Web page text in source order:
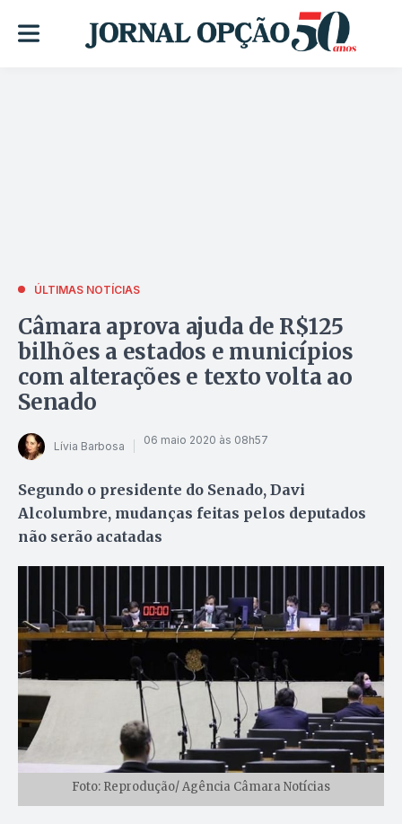
ÚLTIMAS NOTÍCIAS
Câmara aprova ajuda de R$125
bilhões a estados e municípios
com alterações e texto volta ao
Senado
Lívia Barbosa 06 maio 2020 às 08h57
Segundo o presidente do Senado, Davi
Alcolumbre, mudanças feitas pelos deputados
não serão acatadas
Foto: Reprodução/ Agência Câmara Notícias